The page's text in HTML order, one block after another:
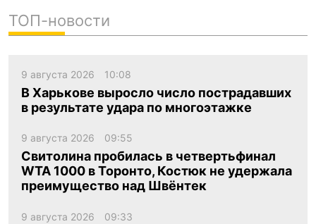
ТОП-новости
9 августа 2026 10:08
В Харькове выросло число пострадавших
в результате удара по многоэтажке
9 августа 2026 09:55
Свитолина пробилась в четвертьфинал
WTA 1000 в Торонто, Костюк не удержала
преимущество над Швёнтек
9 августа 2026 09:33